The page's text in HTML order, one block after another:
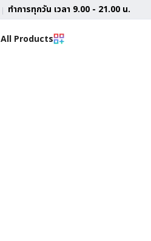
ทำการทุกวัน เวลา 9.00 - 21.00 น.
All Products